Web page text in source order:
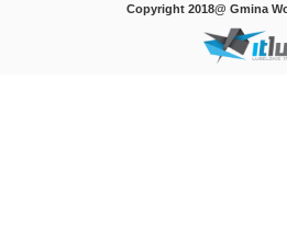
Copyright 2018@ Gmina